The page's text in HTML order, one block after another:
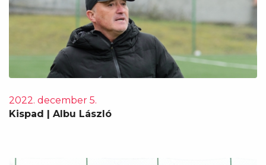
2022. december 5.
Kispad | Albu László